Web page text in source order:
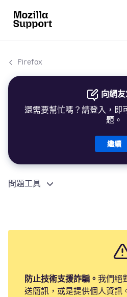
Firefox
向網
還需要幫忙嗎？請登入，即
題。
繼續
問題工具
防止技術支援詐騙。 我們絕
送簡訊，或是提供個人資訊